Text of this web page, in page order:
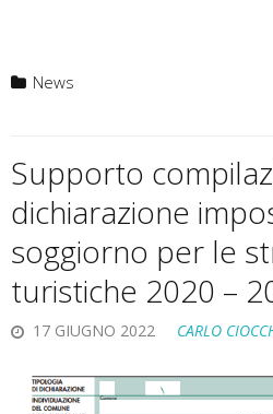
News
Supporto
dichiarazione
soggiorno per le
turistiche 2020 –
17 GIUGNO 2022 CARLO